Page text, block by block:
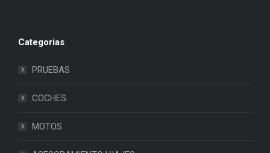
Categorias
PRUEBAS
COCHES
MOTOS